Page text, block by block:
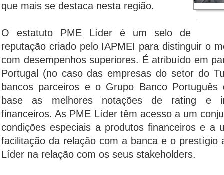
que mais se destaca nesta região.
O estatuto PME Líder é um selo de
reputação criado pelo IAPMEI para distinguir o
com desempenhos superiores. É atribuído em
Portugal (no caso das empresas do setor do
bancos parceiros e o Grupo Banco
base as melhores notações de rating e
financeiros. As PME Líder têm acesso a um
condições especiais a produtos financeiros e a
facilitação da relação com a banca e o prestígio
Líder na relação com os seus stakeholders.